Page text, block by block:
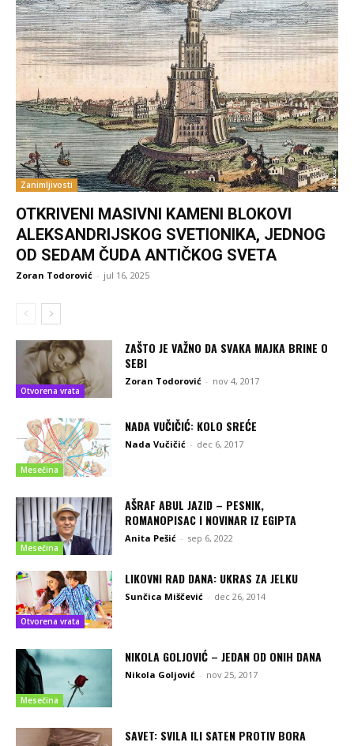
Zanimljivosti
OTKRIVENI MASIVNI KAMENI BLOKOVI
ALEKSANDRIJSKOG SVETIONIKA, JEDNOG
OD SEDAM ČUDA ANTIČKOG SVETA
Zoran Todorović - jul 16, 2025
Otvorena vrata
ZAŠTO JE VAŽNO DA SVAKA MAJKA BRINE O
SEBI
Zoran Todorović - nov 4, 2017
Mesečina
NADA VUČIČIĆ: KOLO SREĆE
Nada Vučičić - dec 6, 2017
Mesečina
AŠRAF ABUL JAZID – PESNIK,
ROMANOPISAC I NOVINAR IZ EGIPTA
Anita Pešić - sep 6, 2022
Otvorena vrata
LIKOVNI RAD DANA: UKRAS ZA JELKU
Sunčica Miščević - dec 26, 2014
Mesečina
NIKOLA GOLJOVIĆ – JEDAN OD ONIH DANA
Nikola Goljović - nov 25, 2017
SAVET: SVILA ILI SATEN PROTIV BORA